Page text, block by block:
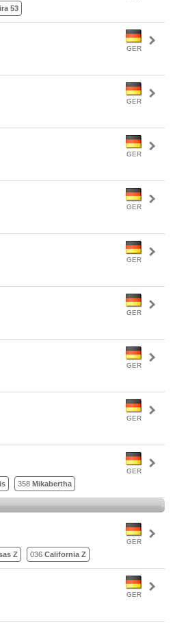
53
GER
GER
GER
GER
GER
GER
GER
GER
GER
358 Mikabertha
GER
Z 036 California Z
GER